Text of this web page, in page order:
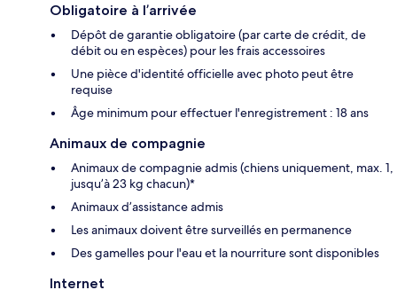
Obligatoire à l’arrivée
Dépôt de garantie obligatoire (par carte de crédit, de
débit ou en espèces) pour les frais accessoires
Une pièce d'identité officielle avec photo peut être
requise
Âge minimum pour effectuer l'enregistrement : 18 ans
Animaux de compagnie
Animaux de compagnie admis (chiens uniquement, max. 1,
jusqu’à 23 kg chacun)*
Animaux d’assistance admis
Les animaux doivent être surveillés en permanence
Des gamelles pour l'eau et la nourriture sont disponibles
Internet